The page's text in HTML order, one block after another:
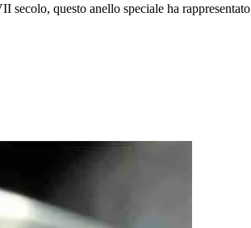
questo anello speciale ha rappresentato